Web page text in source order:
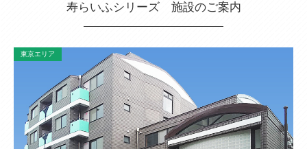
寿らいふシリーズ 施設のご案内
東京エリア